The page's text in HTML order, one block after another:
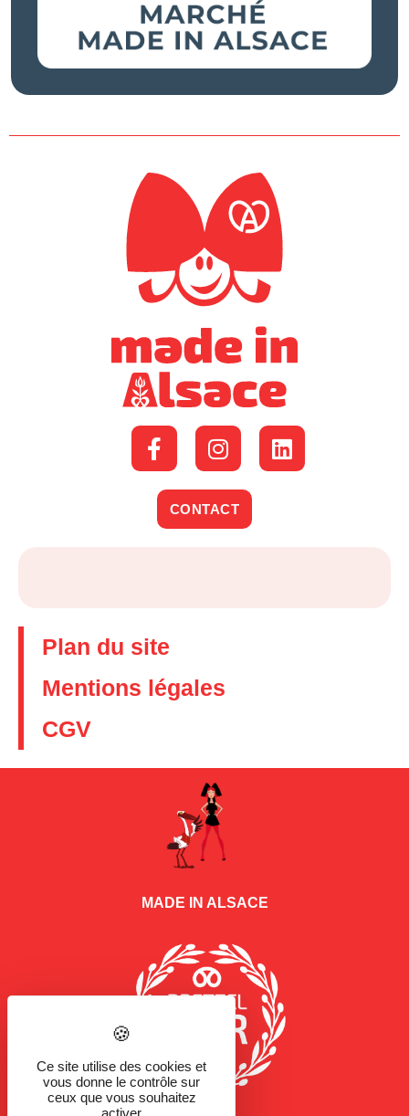
CONTACT
Plan du site
Mentions légales
CGV
MADE IN ALSACE
Ce site utilise des cookies et
vous donne le contrôle sur
ceux que vous souhaitez
activer